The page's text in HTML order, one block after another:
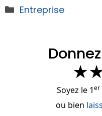
Catégories
Entreprise
★
Soyez le 1er
ou bien